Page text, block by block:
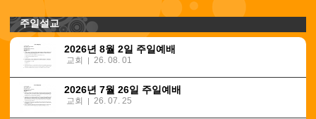
주일설교
2026년 8월 2일 주일예배
교회 | 26. 08. 01
2026년 7월 26일 주일예배
교회 | 26. 07. 25